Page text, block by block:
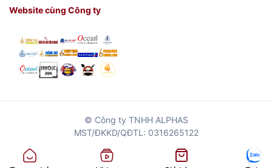
Website cùng Công ty
© Công ty TNHH ALPHAS
MST/ĐKKD/QĐTL: 0316265122